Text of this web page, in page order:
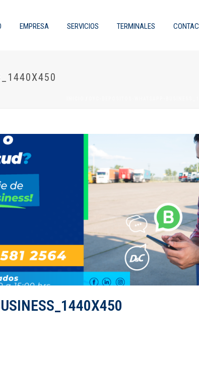
EMPRESA SERVICIOS TERMINALES